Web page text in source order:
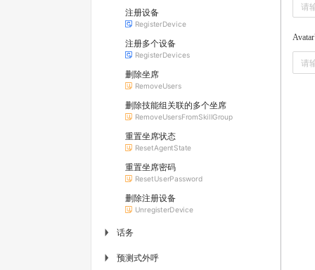
注册设备
RegisterDevice
注册多个设备
RegisterDevices
删除坐席
RemoveUsers
删除技能组关联的多个坐席
RemoveUsersFromSkillGroup
重置坐席状态
ResetAgentState
重置坐席密码
ResetUserPassword
删除注册设备
UnregisterDevice
▶ 话务
▶ 预测式外呼